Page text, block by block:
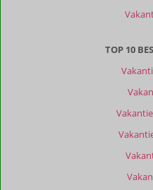
TOP 10